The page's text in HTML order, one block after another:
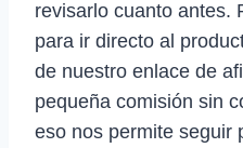
revisarlo cuanto antes.
para ir directo al
de nuestro enlace de
pequeña comisión sin
eso nos permite seguir